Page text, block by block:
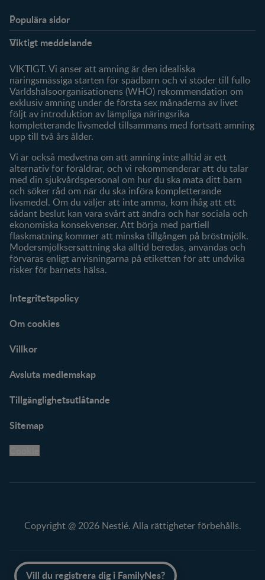
Vill du registrera dig i FamilyNes?
Populära sidor
FAQ
Om oss
Fråga våra experter
Klubbförmåner
Mitt konto
Produkter
Våra varumärken
Viktigt meddelande
VIKTIGT. Vi anser att amning är den idealiska
näringsmässiga starten för spädbarn och vi stöder till fullo
Världshälsoorganisationens (WHO) rekommendation om
exklusiv amning under de första sex månaderna av livet
följt av introduktion av lämpliga näringsrika
kompletterande livsmedel tillsammans med fortsatt amning
upp till två års ålder.
Vi är också medvetna om att amning inte alltid är ett
alternativ för föräldrar, och vi rekommenderar att du talar
med din sjukvårdspersonal om hur du ska mata ditt barn
och söker råd om när du ska införa kompletterande
livsmedel. Om du väljer att inte amma, kom ihåg att ett
sådant beslut kan vara svårt att ändra och har sociala och
ekonomiska konsekvenser. Att börja med partiell
flaskmatning kommer att minska tillgången på bröstmjölk.
Modersmjölksersättning ska alltid beredas, användas och
förvaras enligt anvisningarna på etiketten för att undvika
risker för barnets hälsa.
Integritetspolicy
Om cookies
Villkor
Avsluta medlemskap
Tillgänglighetsutlåtande
Sitemap
Copyright @ 2026 Nestlé. Alla rättigheter förbehålls.
Bläddra till toppen